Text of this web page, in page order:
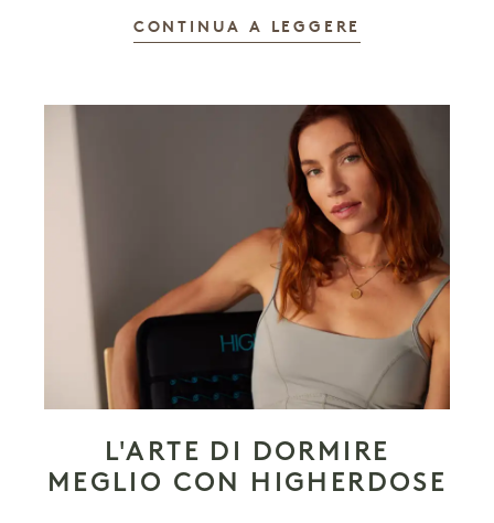
CONTINUA A LEGGERE
L'ARTE DI DORMIRE
MEGLIO CON HIGHERDOSE